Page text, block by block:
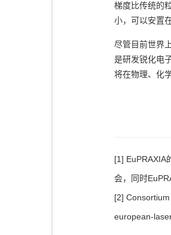
梯度比传统的
小，可以安置
尽管目前世界
是研发锐化电
将在物理、
[1] EuPRAXIA
会，同时
[2]
european-